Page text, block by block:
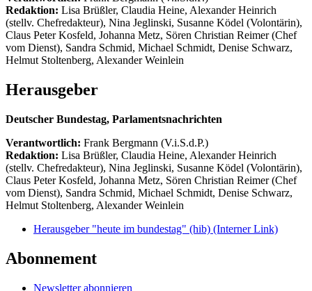
Redaktion: Lisa Brüßler, Claudia Heine, Alexander Heinrich
(stellv. Chefredakteur), Nina Jeglinski, Susanne Ködel (Volontärin),
Claus Peter Kosfeld, Johanna Metz, Sören Christian Reimer (Chef
vom Dienst), Sandra Schmid, Michael Schmidt, Denise Schwarz,
Helmut Stoltenberg, Alexander Weinlein
Herausgeber
Deutscher Bundestag, Parlamentsnachrichten
Verantwortlich: Frank Bergmann (V.i.S.d.P.)
Redaktion: Lisa Brüßler, Claudia Heine, Alexander Heinrich
(stellv. Chefredakteur), Nina Jeglinski, Susanne Ködel (Volontärin),
Claus Peter Kosfeld, Johanna Metz, Sören Christian Reimer (Chef
vom Dienst), Sandra Schmid, Michael Schmidt, Denise Schwarz,
Helmut Stoltenberg, Alexander Weinlein
Herausgeber "heute im bundestag" (hib) (Interner Link)
Abonnement
Newsletter abonnieren